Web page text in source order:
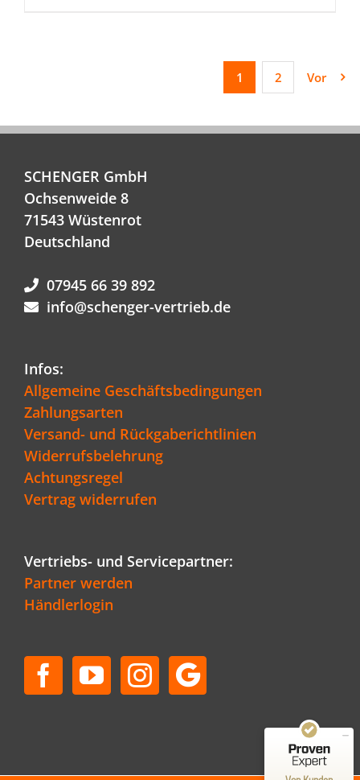
1 2 Vor
SCHENGER GmbH
Ochsenweide 8
71543 Wüstenrot
Deutschland
07945 66 39 892
info@schenger-vertrieb.de
Infos:
Allgemeine Geschäftsbedingungen
Zahlungsarten
Versand- und Rückgaberichtlinien
Widerrufsbelehrung
Achtungsregel
Vertrag widerrufen
Vertriebs- und Servicepartner:
Partner werden
Händlerlogin
SEHR GUT
50
Bewertungen auf